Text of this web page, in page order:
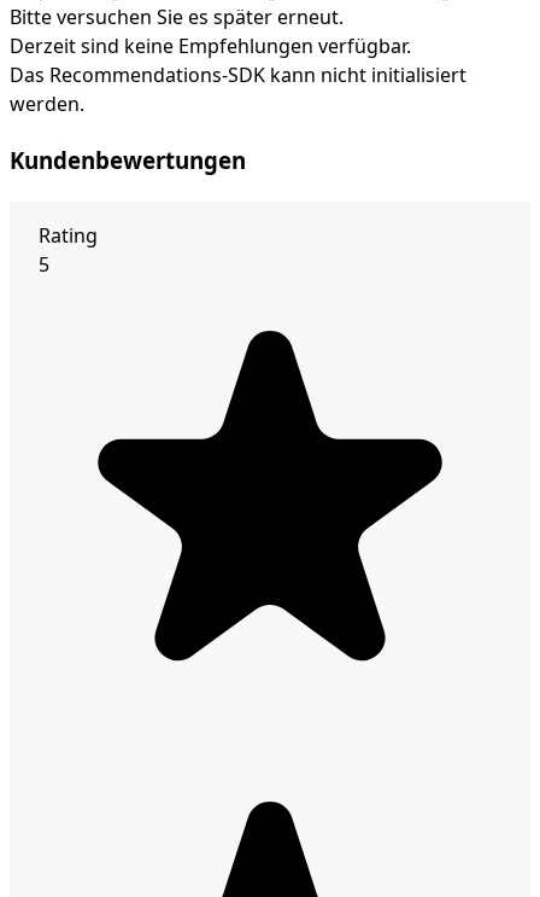
Bitte versuchen Sie es später erneut.
Derzeit sind keine Empfehlungen verfügbar.
Das Recommendations-SDK kann nicht initialisiert
werden.
Kundenbewertungen
Rating
5